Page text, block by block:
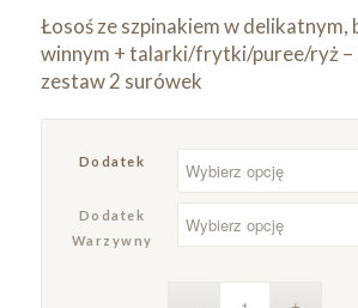
Łosoś ze szpinakiem w delikatnym,
winnym + talarki/frytki/puree/ryż –
zestaw 2 surówek
Dodatek
Dodatek
Warzywny